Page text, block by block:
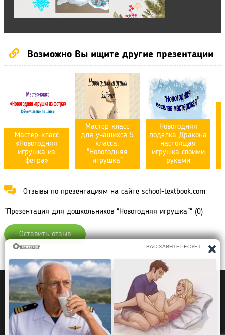
Возможно Вы ищите другие презентации
Мастер-класс
«Новогодняя
игрушка из
фетра»
Мастер класс
для учащихся 5
класса:
"Новогодняя
игрушка"
Новогодняя
поделка Дракона
настоящая
игрушка своими
руками
Отзывы по презентациям на сайте school-textbook.com
"Презентация для дошкольников "Новогодняя игрушка"" (0)
Оставить отзыв
Политика конфиденциальности
Правообладателям
Рефераты Дипломы Курсовые работы
Читать книги
Аудиокниги
Раскраски для детей